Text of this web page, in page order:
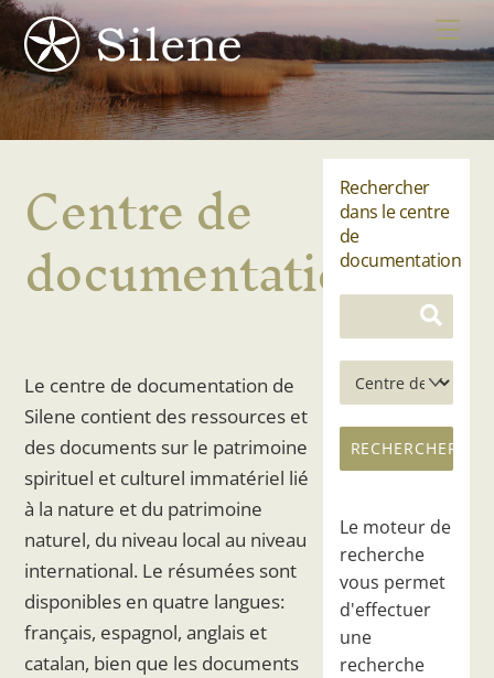
Skip
to
content
Centre de
documentation
Le centre de documentation de
Silene contient des ressources et
des documents sur le patrimoine
spirituel et culturel immatériel lié
à la nature et du patrimoine
naturel, du niveau local au niveau
international. Le résumées sont
disponibles en quatre langues:
français, espagnol, anglais et
catalan, bien que les documents
Rechercher
dans le centre
de
documentation
Le moteur de
recherche
vous permet
d'effectuer
une
recherche